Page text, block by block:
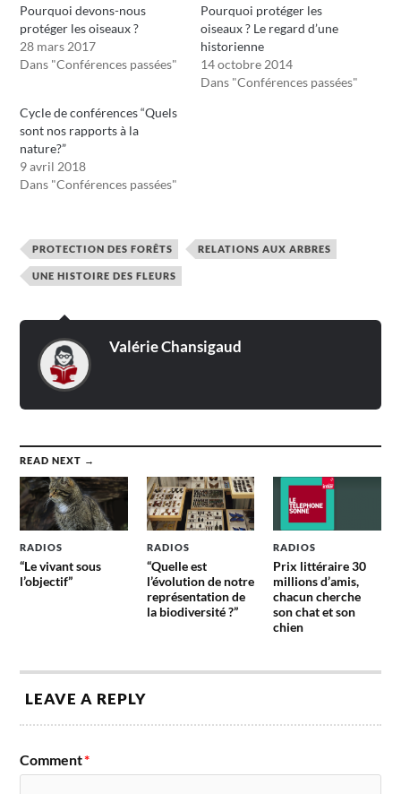
Pourquoi devons-nous
protéger les oiseaux ?
28 mars 2017
Dans "Conférences passées"
Pourquoi protéger les
oiseaux ? Le regard d’une
historienne
14 octobre 2014
Dans "Conférences passées"
Cycle de conférences “Quels
sont nos rapports à la
nature?”
9 avril 2018
Dans "Conférences passées"
PROTECTION DES FORÊTS RELATIONS AUX ARBRES
UNE HISTOIRE DES FLEURS
Valérie Chansigaud
READ NEXT →
RADIOS
“Le vivant sous
l’objectif”
RADIOS
“Quelle est
l’évolution de notre
représentation de
la biodiversité ?”
RADIOS
Prix littéraire 30
millions d’amis,
chacun cherche
son chat et son
chien
LEAVE A REPLY
Comment*